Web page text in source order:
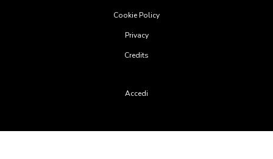
Cookie Policy
Privacy
Credits
Accedi